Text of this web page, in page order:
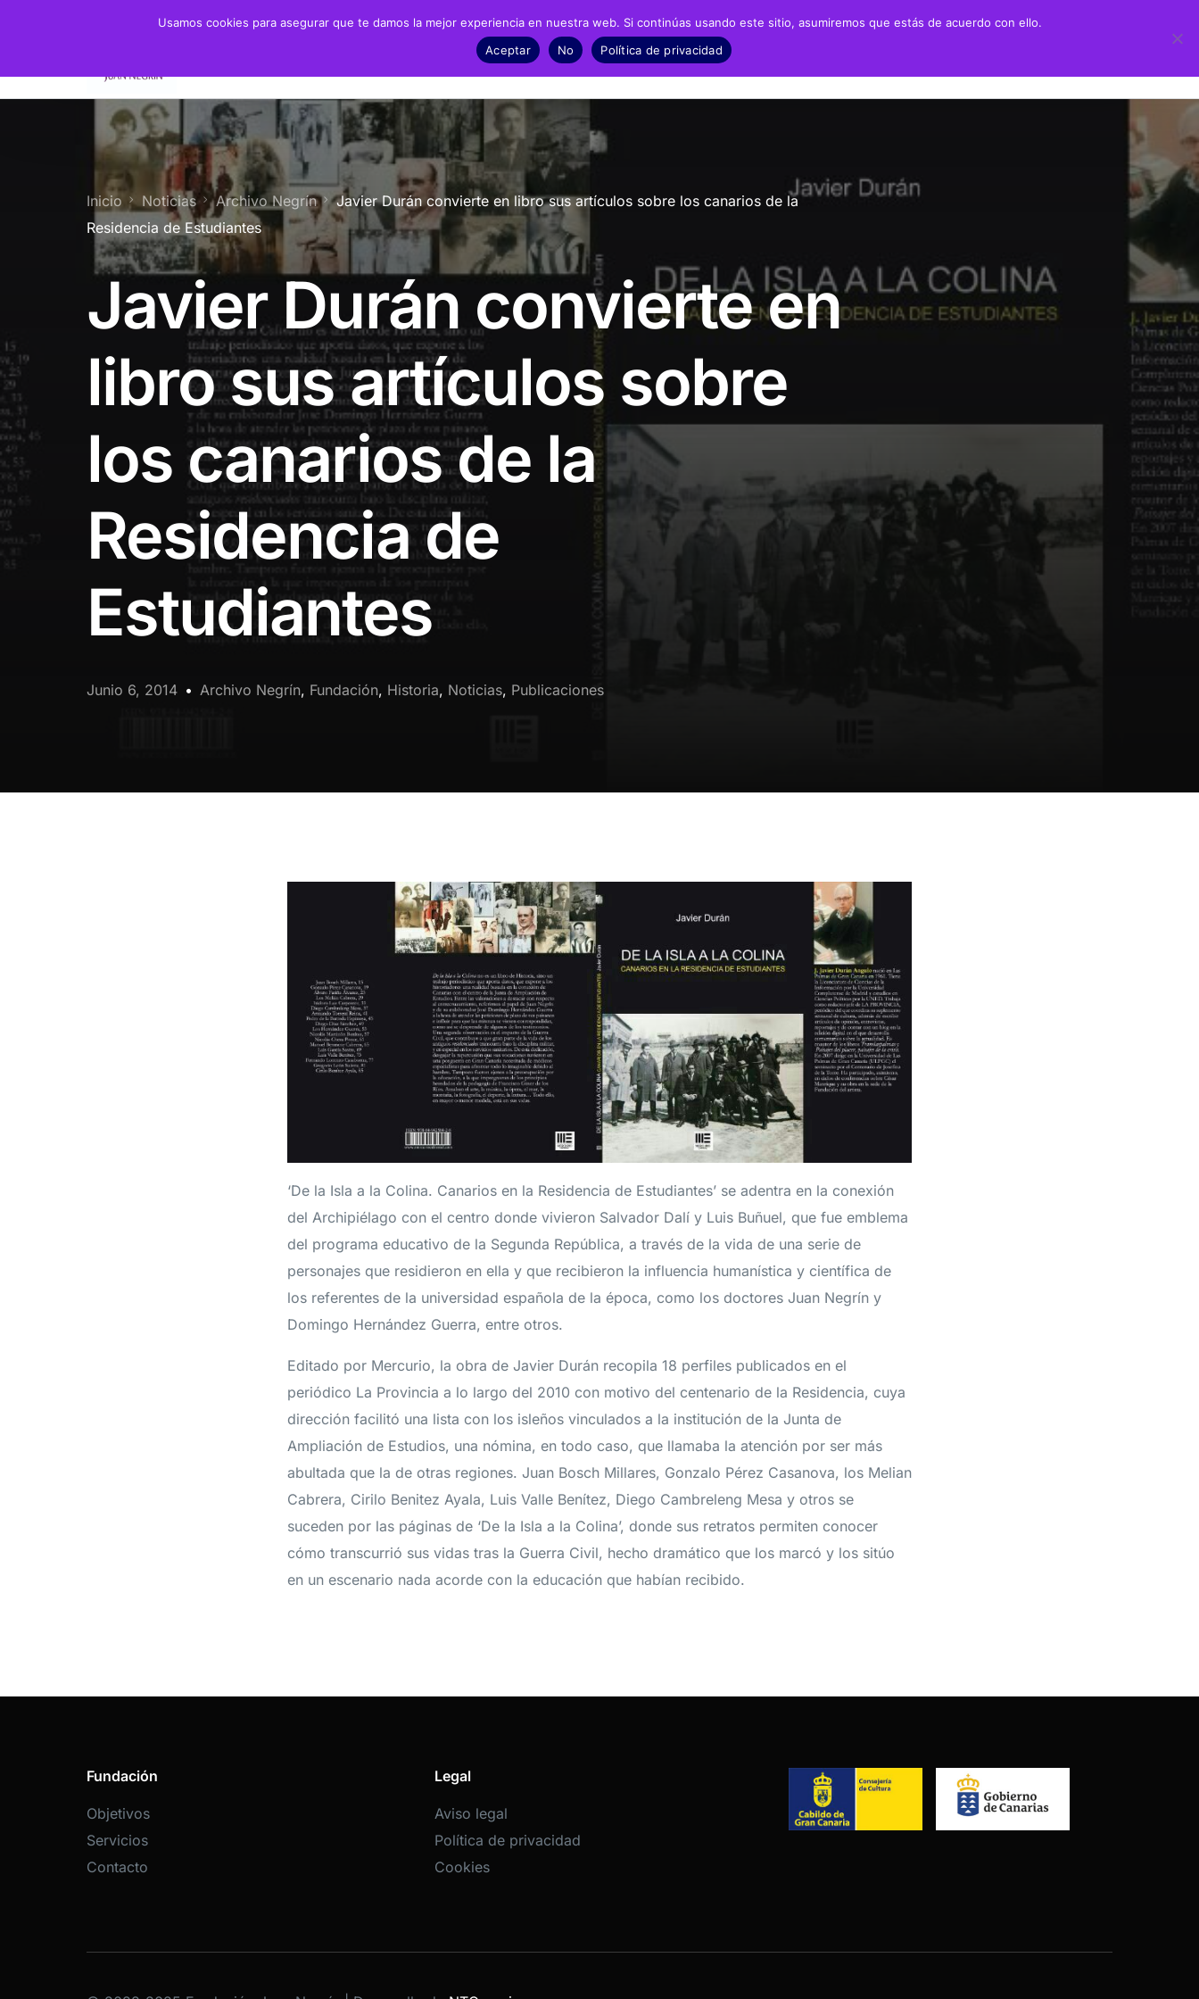
Presidente
Presidenta de Honor
Patronato y Consejo
Objetivos
Servicios
Biografía
Cronobiografía
Bibliografía
Recursos
Archivos
Biblioteca
Catálogo
Recursos Audiovisuales
Presencia en prensa
Dossieres de prensa
Fotonoticias
Noticias
Infantil y Primaria
Información sobre la organización
Información económico-financiera
Contratos y convenios
Ayudas y subvenciones
Certificados
Inicio Noticias Archivo Negrín
Javier Durán convierte en libro sus artículos sobre los canarios de la
Residencia de Estudiantes
Javier Durán convierte en
libro sus artículos sobre
los canarios de la
Residencia de
Estudiantes
Junio 6, 2014 Archivo Negrín, Fundación, Historia, Noticias, Publicaciones
‘De la Isla a la Colina. Canarios en la Residencia de Estudiantes’ se adentra en la conexión
del Archipiélago con el centro donde vivieron Salvador Dalí y Luis Buñuel, que fue emblema
del programa educativo de la Segunda República, a través de la vida de una serie de
personajes que residieron en ella y que recibieron la influencia humanística y científica de
los referentes de la universidad española de la época, como los doctores Juan Negrín y
Domingo Hernández Guerra, entre otros.
Editado por Mercurio, la obra de Javier Durán recopila 18 perfiles publicados en el
periódico La Provincia a lo largo del 2010 con motivo del centenario de la Residencia, cuya
dirección facilitó una lista con los isleños vinculados a la institución de la Junta de
Ampliación de Estudios, una nómina, en todo caso, que llamaba la atención por ser más
abultada que la de otras regiones. Juan Bosch Millares, Gonzalo Pérez Casanova, los Melian
Cabrera, Cirilo Benitez Ayala, Luis Valle Benítez, Diego Cambreleng Mesa y otros se
suceden por las páginas de ‘De la Isla a la Colina’, donde sus retratos permiten conocer
cómo transcurrió sus vidas tras la Guerra Civil, hecho dramático que los marcó y los sitúo
en un escenario nada acorde con la educación que habían recibido.
Fundación
Objetivos
Servicios
Contacto
Legal
Aviso legal
Política de privacidad
Cookies
Usamos cookies para asegurar que te damos la mejor experiencia en nuestra web. Si continúas usando este sitio, asumiremos que estás de acuerdo con ello.
Aceptar
No Política de privacidad